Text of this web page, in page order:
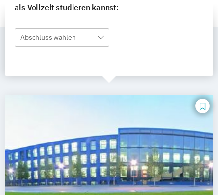
als Vollzeit studieren kannst:
Abschluss wählen